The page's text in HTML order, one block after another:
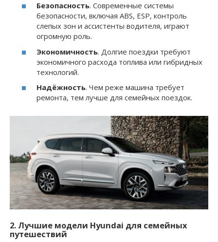
Безопасность. Современные системы
безопасности, включая ABS, ESP, контроль
слепых зон и ассистенты водителя, играют
огромную роль.
Экономичность. Долгие поездки требуют
экономичного расхода топлива или гибридных
технологий.
Надёжность. Чем реже машина требует
ремонта, тем лучше для семейных поездок.
2. Лучшие модели Hyundai для семейных
путешествий